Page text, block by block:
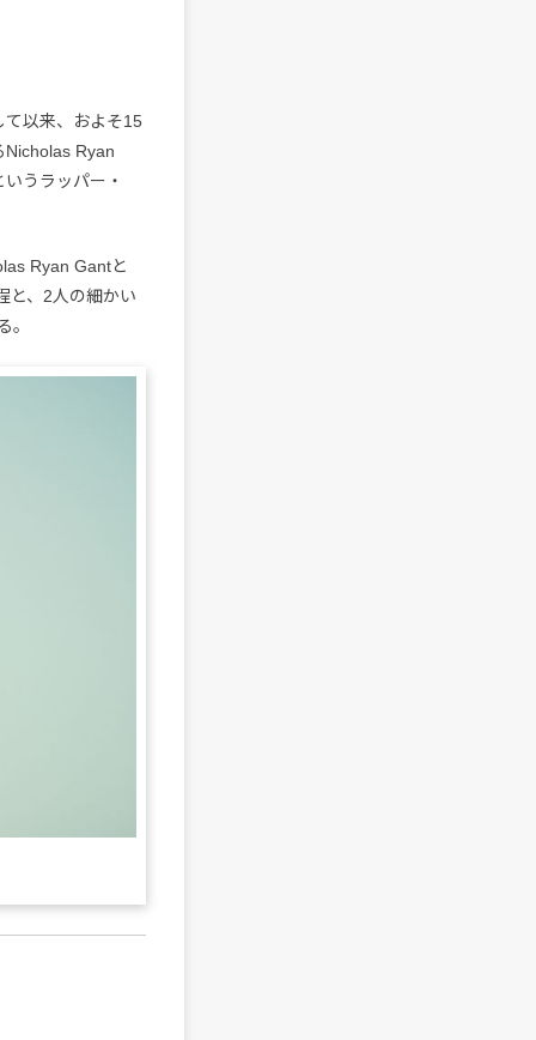
以来、およそ15
Nicholas Ryan
うラッパー・
Ryan Gantと
と、2人の細かい
。